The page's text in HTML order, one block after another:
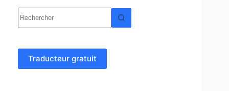
résultat
Traducteur gratuit